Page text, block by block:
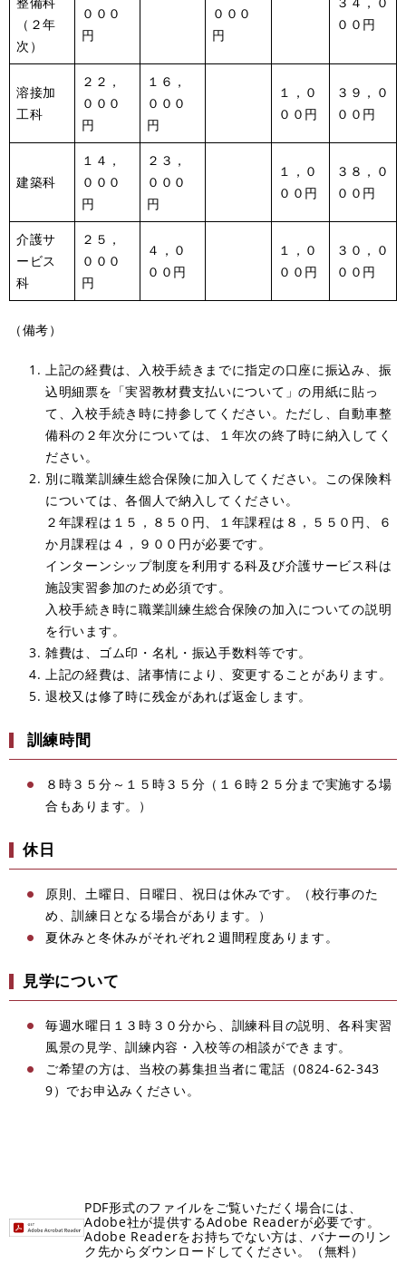
（２年
次）
０００
円
０００
円
００円
溶接加
工科
２２，
０００
円
１６，
０００
円
１，０
００円
３９，０
００円
建築科
１４，
０００
円
２３，
０００
円
１，０
００円
３８，０
００円
介護サ
ービス
科
２５，
０００
円
４，０
００円
１，０
００円
３０，０
００円
（備考）
上記の経費は、入校手続きまでに指定の口座に振込み、振
込明細票を「実習教材費支払いについて」の用紙に貼っ
て、入校手続き時に持参してください。ただし、自動車整
備科の２年次分については、１年次の終了時に納入してく
ださい。
別に職業訓練生総合保険に加入してください。この保険料
については、各個人で納入してください。
２年課程は１５，８５０円、１年課程は８，５５０円、６
か月課程は４，９００円が必要です。
インターンシップ制度を利用する科及び介護サービス科は
施設実習参加のため必須です。
入校手続き時に職業訓練生総合保険の加入についての説明
を行います。
雑費は、ゴム印・名札・振込手数料等です。
上記の経費は、諸事情により、変更することがあります。
退校又は修了時に残金があれば返金します。
訓練時間
８時３５分～１５時３５分（１６時２５分まで実施する場
合もあります。）
休日
原則、土曜日、日曜日、祝日は休みです。（校行事のた
め、訓練日となる場合があります。）
夏休みと冬休みがそれぞれ２週間程度あります。
見学について
毎週水曜日１３時３０分から、訓練科目の説明、各科実習
風景の見学、訓練内容・入校等の相談ができます。
ご希望の方は、当校の募集担当者に電話（0824-62-343
9）でお申込みください。
PDF形式のファイルをご覧いただく場合には、
Adobe社が提供するAdobe Readerが必要です。
Adobe Readerをお持ちでない方は、バナーのリン
ク先からダウンロードしてください。（無料）